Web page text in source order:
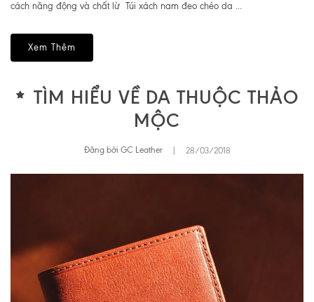
cách năng động và chất lừ Túi xách nam đeo chéo da ...
Xem Thêm
TÌM HIỂU VỀ DA THUỘC THẢO
MỘC
Đăng bởi GC Leather 28/03/2018